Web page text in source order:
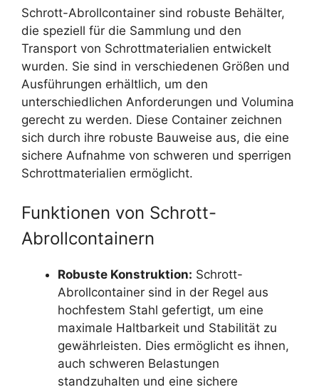
Schrott-Abrollcontainer sind robuste Behälter,
die speziell für die Sammlung und den
Transport von Schrottmaterialien entwickelt
wurden. Sie sind in verschiedenen Größen und
Ausführungen erhältlich, um den
unterschiedlichen Anforderungen und Volumina
gerecht zu werden. Diese Container zeichnen
sich durch ihre robuste Bauweise aus, die eine
sichere Aufnahme von schweren und sperrigen
Schrottmaterialien ermöglicht.
Funktionen von Schrott-
Abrollcontainern
Robuste Konstruktion: Schrott-
Abrollcontainer sind in der Regel aus
hochfestem Stahl gefertigt, um eine
maximale Haltbarkeit und Stabilität zu
gewährleisten. Dies ermöglicht es ihnen,
auch schweren Belastungen
standzuhalten und eine sichere